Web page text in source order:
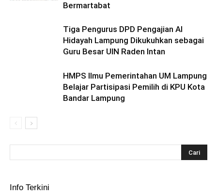
Bermartabat
Tiga Pengurus DPD Pengajian Al
Hidayah Lampung Dikukuhkan sebagai
Guru Besar UIN Raden Intan
HMPS Ilmu Pemerintahan UM Lampung
Belajar Partisipasi Pemilih di KPU Kota
Bandar Lampung
Info Terkini